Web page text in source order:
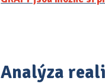
Analýza